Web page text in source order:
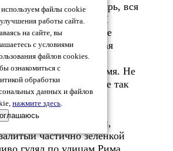
подведут под монастырь, вся
аплодировать будет. И
ещё нобелевка, после
да смирительная
у меня есть время. Не
более. У меня его не так
пресс-конференции,
частично зелёнкой
гулял по улицам Рима.
файлы cookie
работы сайта.
на сайте, вы
с условиями
файлов cookies.
ознакомиться с
обработки
данных и файлов
нажмите здесь.